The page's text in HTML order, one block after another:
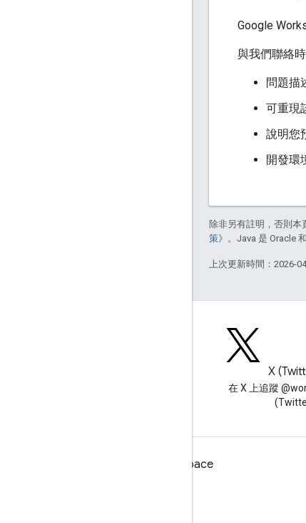
Google
與我們聯絡
問題描
可重現
說明您
開發環
除非另有註明，否則本
策》。Java 是 Oracle
上次更新時間：2026-
X
在 X 上追蹤
適用於開發人員的 Google Workspace